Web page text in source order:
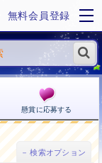
無料会員登録
懸賞に応募する